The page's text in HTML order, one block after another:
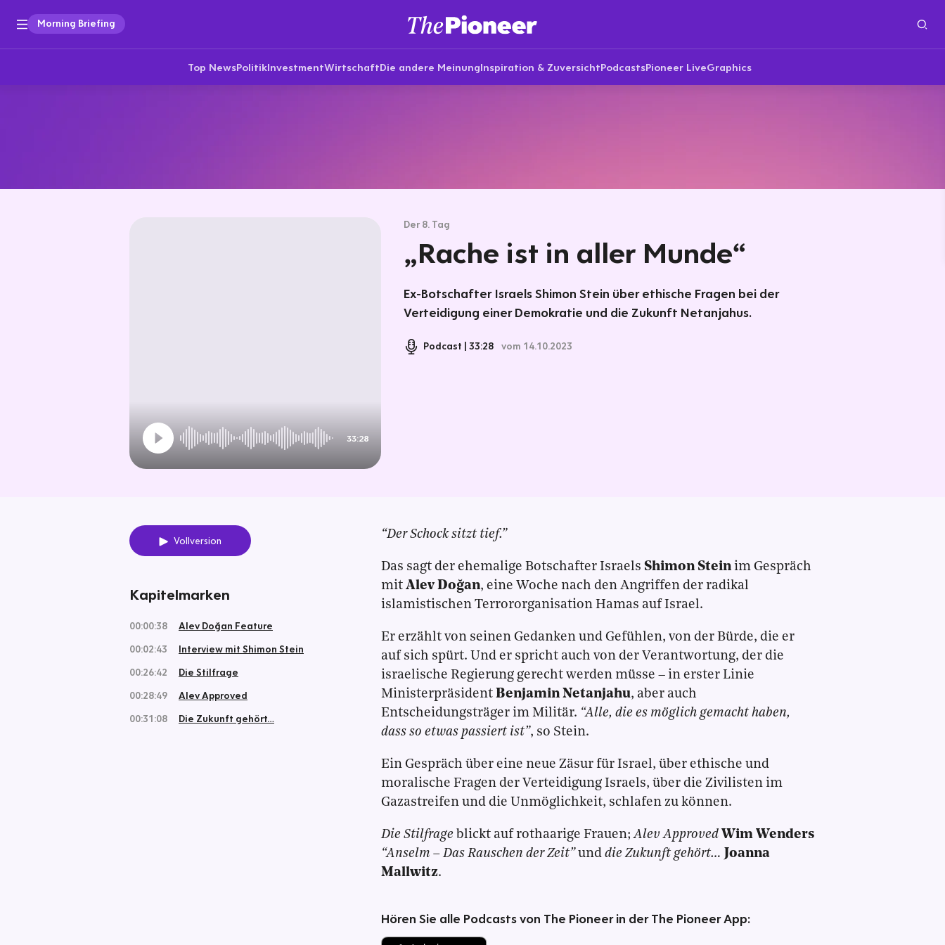
Morning Briefing
Top NewsPolitikInvestmentWirtschaftDie andere MeinungInspiration & ZuversichtPodcastsPioneer LiveGraphics
33:28
Der 8. Tag
„Rache ist in aller Munde“
Ex-Botschafter Israels Shimon Stein über ethische Fragen bei der
Verteidigung einer Demokratie und die Zukunft Netanjahus.
Podcast 33:28 vom 14.10.2023
Vollversion
Kapitelmarken
00:00:38
Alev Doğan Feature
00:02:43
Interview mit Shimon Stein
00:26:42
Die Stilfrage
00:28:49
Alev Approved
00:31:08
Die Zukunft gehört…
“Der Schock sitzt tief.”
Das sagt der ehemalige Botschafter Israels Shimon Steinim Gespräch
mit Alev Doğan, eine Woche nach den Angriffen der radikal
islamistischen Terrororganisation Hamas auf Israel.
Er erzählt von seinen Gedanken und Gefühlen, von der Bürde, die er
auf sich spürt. Und er spricht auch von der Verantwortung, der die
israelische Regierung gerecht werden müsse – in erster Linie
Ministerpräsident Benjamin Netanjahu, aber auch
Entscheidungsträger im Militär. “Alle, die es möglich gemacht haben,
dass so etwas passiert ist”, so Stein.
Ein Gespräch über eine neue Zäsur für Israel, über ethische und
moralische Fragen der Verteidigung Israels, über die Zivilisten im
Gazastreifen und die Unmöglichkeit, schlafen zu können.
Die Stilfrage blickt auf rothaarige Frauen;Alev Approved Wim Wenders
“Anselm – Das Rauschen der Zeit” und die Zukunft gehört… Joanna
Mallwitz.
Hören Sie alle Podcasts von The Pioneer in der The Pioneer App: